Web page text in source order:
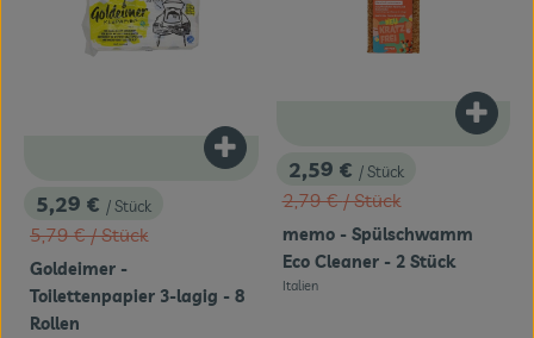
, Preis:
5,29 € / Stück
, Alter Preis:
5,79 €/ Stück
Goldeimer -
Toilettenpapier 3-lagig - 8
Rollen
Produkt zum Warenkorb hinzufügen
, Preis:
2,59 € / Stück
, Alter Preis:
2,79 €/ Stück
memo - Spülschwamm
Eco Cleaner - 2 Stück
, Herkunft:
Italien